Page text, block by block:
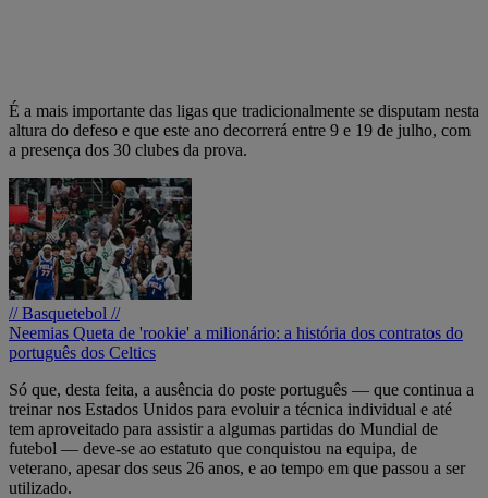
É a mais importante das ligas que tradicionalmente se disputam nesta
altura do defeso e que este ano decorrerá entre 9 e 19 de julho, com
a presença dos 30 clubes da prova.
// Basquetebol //
Neemias Queta de 'rookie' a milionário: a história dos contratos do
português dos Celtics
Só que, desta feita, a ausência do poste português — que continua a
treinar nos Estados Unidos para evoluir a técnica individual e até
tem aproveitado para assistir a algumas partidas do Mundial de
futebol — deve-se ao estatuto que conquistou na equipa, de
veterano, apesar dos seus 26 anos, e ao tempo em que passou a ser
utilizado.